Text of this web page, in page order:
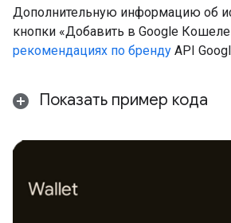
Дополнительную информацию об
кнопки «Добавить в Google
рекомендациях по бренду API
Показать пример кода